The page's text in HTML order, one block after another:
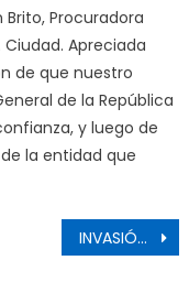
Brito, Procuradora
Ciudad. Apreciada
de que nuestro
de la República
y luego de
la entidad que
INVASIÓN DE EE.UU EN 1965 CONTINUA CON NUEVA MODALIDADES DE CONTROL MILITAR SOBRE RD